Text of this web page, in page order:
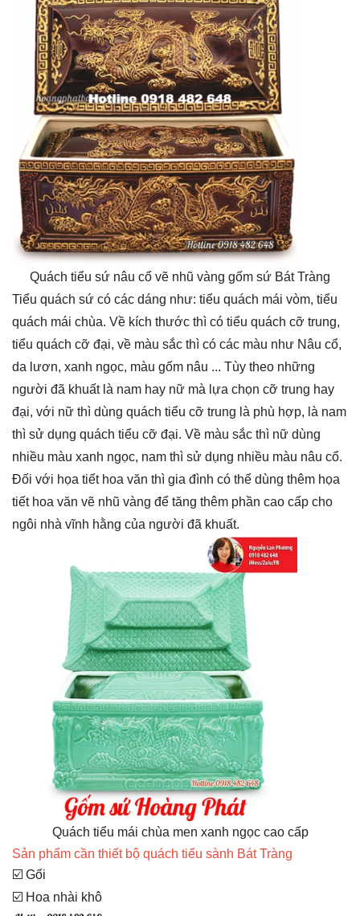
Quách tiểu sứ nâu cổ vẽ nhũ vàng gốm sứ Bát Tràng
Tiểu quách sứ có các dáng như: tiểu quách mái vòm, tiểu
quách mái chùa. Về kích thước thì có tiểu quách cỡ trung,
tiểu quách cỡ đại, về màu sắc thì có các màu như Nâu cổ,
da lươn, xanh ngọc, màu gốm nâu ... Tùy theo những
người đã khuất là nam hay nữ mà lựa chọn cỡ trung hay
đại, với nữ thì dùng quách tiểu cỡ trung là phù hợp, là nam
thì sử dụng quách tiểu cỡ đại. Về màu sắc thì nữ dùng
nhiều màu xanh ngọc, nam thì sử dụng nhiều màu nâu cổ.
Đối với họa tiết hoa văn thì gia đình có thể dùng thêm họa
tiết hoa văn vẽ nhũ vàng để tăng thêm phần cao cấp cho
ngôi nhà vĩnh hằng của người đã khuất.
Quách tiểu mái chùa men xanh ngọc cao cấp
Sản phẩm cần thiết bộ quách tiểu sành Bát Tràng
☑️ Gối
☑️ Hoa nhài khô